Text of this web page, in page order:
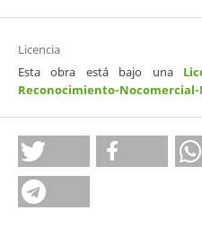
Licencia
Esta obra está bajo una
Reconocimiento-